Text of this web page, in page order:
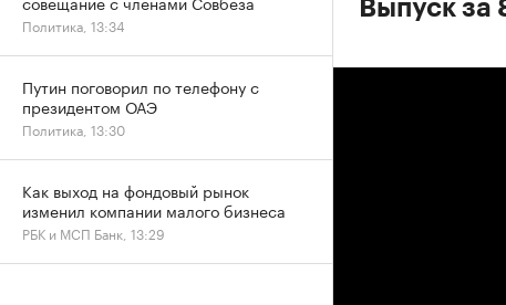
Выпуск за
Политика, 13:34
Путин поговорил по телефону с
президентом ОАЭ
Политика, 13:30
Как выход на фондовый рынок
изменил компании малого бизнеса
РБК и МСП Банк, 13:29